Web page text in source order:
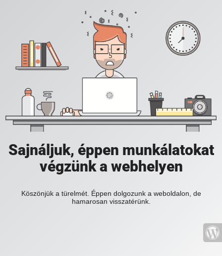
Sajnáljuk, éppen munkálatokat
végzünk a webhelyen
Köszönjük a türelmét. Éppen dolgozunk a weboldalon, de
hamarosan visszatérünk.